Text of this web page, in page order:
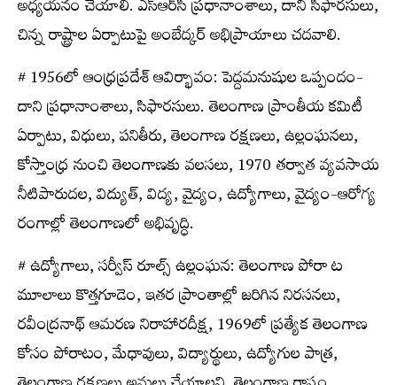
అధ్యయనం చేయాలి. ఎస్ఆర్‌సీ ప్రధానాంశాలు, దాని సిఫారసులు,
చిన్న రాష్ట్రాల ఏర్పాటుపై అంబేద్కర్‌ అభిప్రాయాలు చదవాలి.
# 1956లో ఆంధ్రప్రదేశ్‌ ఆవిర్భావం: పెద్దమనుషుల ఒప్పందం-
దాని ప్రధానాంశాలు, సిఫారసులు. తెలంగాణ ప్రాంతీయ కమిటీ
ఏర్పాటు, విధులు, పనితీరు, తెలంగాణ రక్షణలు, ఉల్లంఘనలు,
కోస్తాంధ్ర నుంచి తెలంగాణకు వలసలు, 1970 తర్వాత వ్యవసాయ
నీటిపారుదల, విద్యుత్‌, విద్య, వైద్యం, ఉద్యోగాలు, వైద్యం-ఆరోగ్య
రంగాల్లో తెలంగాణలో అభివృద్ధి.
# ఉద్యోగాలు, సర్వీస్ రూల్స్​‍ ఉల్లంఘన: తెలంగాణ పోరా ట
మూలాలు కొత్తగూడెం, ఇతర ప్రాంతాల్లో జరిగిన నిరసనలు,
రవీంద్రనాథ్‌ ఆమరణ నిరాహారదీక్ష, 1969లో ప్రత్యేక తెలంగాణ
కోసం పోరాటం, మేధావులు, విద్యార్థులు, ఉద్యోగుల పాత్ర,